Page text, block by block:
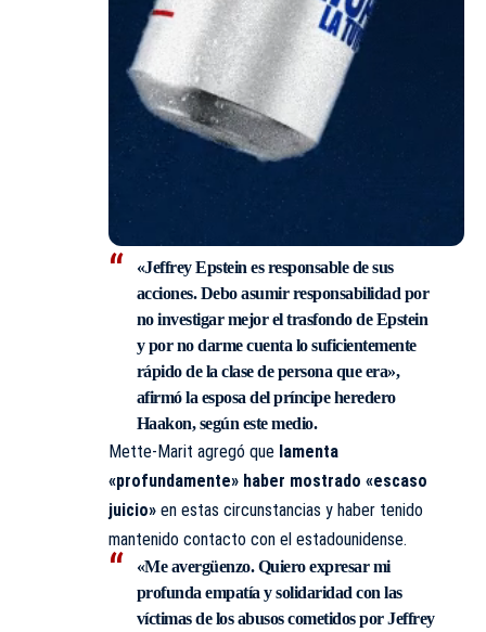
«Jeffrey Epstein es responsable de sus
acciones. Debo asumir responsabilidad por
no investigar mejor el trasfondo de Epstein
y por no darme cuenta lo suficientemente
rápido de la clase de persona que era»,
afirmó la esposa del príncipe heredero
Haakon, según este medio.
Mette-Marit agregó que lamenta
«profundamente» haber mostrado «escaso
juicio» en estas circunstancias y haber tenido
mantenido contacto con el estadounidense.
«Me avergüenzo. Quiero expresar mi
profunda empatía y solidaridad con las
víctimas de los abusos cometidos por Jeffrey